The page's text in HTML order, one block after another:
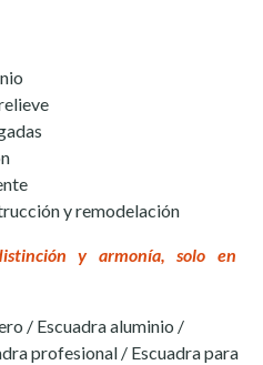
y remodelación
y armonía, solo en
/ Escuadra aluminio /
profesional / Escuadra para